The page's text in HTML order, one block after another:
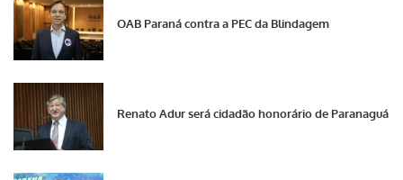
OAB Paraná contra a PEC da Blindagem
Renato Adur será cidadão honorário de Paranaguá